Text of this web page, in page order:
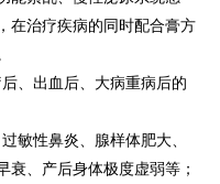
在治疗疾病的同时配合膏方
、出血后、大病重病后的
敏性鼻炎、腺样体肥大、
衰、产后身体极度虚弱等；